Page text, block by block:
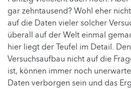
gar zehntausend? Wohl eher
auf die Daten vieler solcher
überall auf der Welt einmal
hier liegt der Teufel im Detail.
Versuchsaufbau nicht auf die
ist, können immer noch
Daten verborgen sein und das